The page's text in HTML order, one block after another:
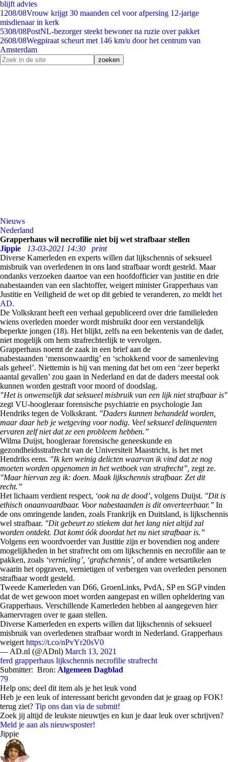
blijft advies
1208/08Vrouw krijgt 30 maanden cel voor afpersing 12-jarige
misdienaar in kerk
5308/08PostNL-bezorger steekt bewoner na ruzie over pakket
2608/08Wegpiraat scheurt met 146 km/u door het centrum van
Amsterdam
Nieuws
Nederland
Grapperhaus wil necrofilie niet bij wet strafbaar stellen
Jippie
13-03-2021 14:30
print
Diverse Kamerleden en experts willen dat lijkschennis of seksueel
misbruik van overledenen in ons land strafbaar wordt gesteld. Maar
ondanks verzoeken daartoe van een hoofdofficier van justitie en drie
nabestaanden van een slachtoffer, weigert minister Grapperhaus van
Justitie en Veiligheid de wet op dit gebied te veranderen, zo meldt het
AD.
De Volkskrant heeft een verhaal gepubliceerd over drie familieleden
wiens overleden moeder wordt misbruikt door een verstandelijk
beperkte jongen (18). Het blijkt, zelfs na een bekentenis van de dader,
niet mogelijk om hem strafrechterlijk te vervolgen.
Grapperhaus noemt de zaak in een brief aan de
nabestaanden ‘mensonwaardig’ en ‘schokkend voor de samenleving
als geheel’. Niettemin is hij van mening dat het om een ‘zeer beperkt
aantal gevallen’ zou gaan in Nederland en dat de daders meestal ook
kunnen worden gestraft voor moord of doodslag.
"Het is onwenselijk dat seksueel misbruik van een lijk niet strafbaar is"
zegt VU-hoogleraar forensische psychiatrie en psychologie Jan
Hendriks tegen de Volkskrant. "Daders kunnen behandeld worden,
maar daar heb je wetgeving voor nodig. Veel seksueel delinquenten
ervaren zelf niet dat ze een probleem hebben.’’
Wilma Duijst, hoogleraar forensische geneeskunde en
gezondheidsstrafrecht van de Universiteit Maastricht, is het met
Hendriks eens. "Ik ken weinig delicten waarvan ik vind dat ze nog
moeten worden opgenomen in het wetboek van strafrecht’’, zegt ze.
"Maar hiervan zeg ik: doen. Maak lijkschennis strafbaar. Zet dit
recht.’’
Het lichaam verdient respect, ‘ook na de dood’, volgens Duijst. "Dit is
ethisch onaanvaardbaar. Voor nabestaanden is dit onverteerbaar.’’ In
de ons omringende landen, zoals Frankrijk en Duitsland, is lijkschennis
wel strafbaar. "Dit gebeurt zo stiekem dat het lang niet altijd zal
worden ontdekt. Dat komt óók doordat het nu niet strafbaar is.’’
Volgens een woordvoerder van Justitie zijn er bovendien nog andere
mogelijkheden in het strafrecht om om lijkschennis en necrofilie aan te
pakken, zoals ‘vernieling’, ‘grafschennis’, of andere wetsartikelen
waarin het opgraven, vernietigen of verbergen van overleden personen
strafbaar wordt gesteld.
Tweede Kamerleden van D66, GroenLinks, PvdA, SP en SGP vinden
dat de wet gewoon moet worden aangepast en willen opheldering van
Grapperhaus. Verschillende Kamerleden hebben al aangegeven hier
kamervragen over te gaan stellen.
Diverse Kamerleden en experts willen dat lijkschennis of seksueel
misbruik van overledenen strafbaar wordt in Nederland. Grapperhaus
weigert https://t.co/nPvYr20sV0
— AD.nl (@ADnl) March 13, 2021
ferd grapperhaus lijkschennis necrofilie strafrecht
Submitter: Bron: Algemeen Dagblad
79
Help ons; deel dit item als je het leuk vond
Heb je een leuk of interessant bericht gevonden dat je graag op FOK!
terug ziet? Tip ons dan via de submit!
Zoek jij altijd de leukste nieuwtjes en kun je daar leuk over schrijven?
Meld je aan als nieuwsposter!
Jippie